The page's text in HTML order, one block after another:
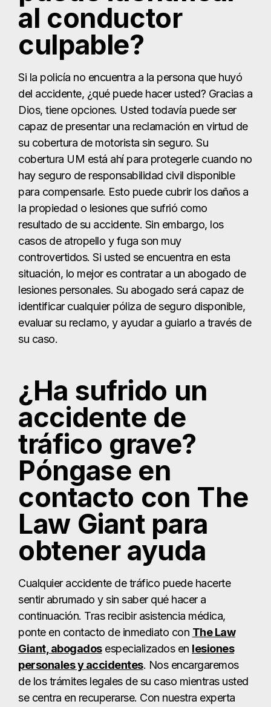
al conductor
culpable?
Si la policía no encuentra a la persona que huyó
del accidente, ¿qué puede hacer usted? Gracias a
Dios, tiene opciones. Usted todavía puede ser
capaz de presentar una reclamación en virtud de
su cobertura de motorista sin seguro. Su
cobertura UM está ahí para protegerle cuando no
hay seguro de responsabilidad civil disponible
para compensarle. Esto puede cubrir los daños a
la propiedad o lesiones que sufrió como
resultado de su accidente. Sin embargo, los
casos de atropello y fuga son muy
controvertidos. Si usted se encuentra en esta
situación, lo mejor es contratar a un abogado de
lesiones personales. Su abogado será capaz de
identificar cualquier póliza de seguro disponible,
evaluar su reclamo, y ayudar a guiarlo a través de
su caso.
¿Ha sufrido un
accidente de
tráfico grave?
Póngase en
contacto con The
Law Giant para
obtener ayuda
Cualquier accidente de tráfico puede hacerte
sentir abrumado y sin saber qué hacer a
continuación. Tras recibir asistencia médica,
ponte en contacto de inmediato con The Law
Giant, abogadosespecializados en lesiones
personales y accidentes. Nos encargaremos
de los trámites legales de su caso mientras usted
se centra en recuperarse. Con nuestra experta